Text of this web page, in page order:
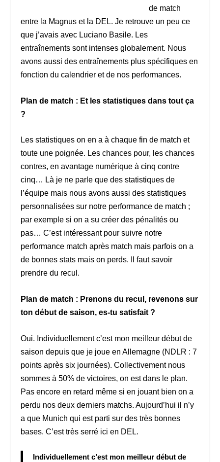
de match
entre la Magnus et la DEL. Je retrouve un peu ce
que j’avais avec Luciano Basile. Les
entraînements sont intenses globalement. Nous
avons aussi des entraînements plus spécifiques en
fonction du calendrier et de nos performances.
Plan de match : Et les statistiques dans tout ça
?
Les statistiques on en a à chaque fin de match et
toute une poignée. Les chances pour, les chances
contres, en avantage numérique à cinq contre
cinq… Là je ne parle que des statistiques de
l’équipe mais nous avons aussi des statistiques
personnalisées sur notre performance de match ;
par exemple si on a su créer des pénalités ou
pas… C’est intéressant pour suivre notre
performance match après match mais parfois on a
de bonnes stats mais on perds. Il faut savoir
prendre du recul.
Plan de match : Prenons du recul, revenons sur
ton début de saison, es-tu satisfait ?
Oui. Individuellement c’est mon meilleur début de
saison depuis que je joue en Allemagne (NDLR : 7
points après six journées). Collectivement nous
sommes à 50% de victoires, on est dans le plan.
Pas encore en retard même si en jouant bien on a
perdu nos deux derniers matchs. Aujourd’hui il n’y
a que Munich qui est parti sur des très bonnes
bases. C’est très serré ici en DEL.
Individuellement c’est mon meilleur début de